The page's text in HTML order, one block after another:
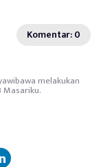
Komentar: 0
melakukan
Masariku.